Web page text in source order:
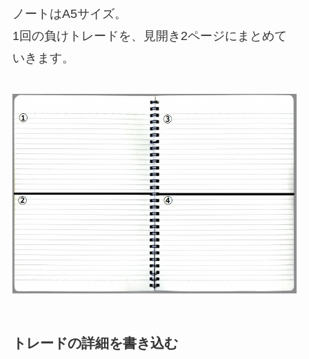
ノートはA5サイズ。
1回の負けトレードを、見開き2ページにまとめて
いきます。
トレードの詳細を書き込む